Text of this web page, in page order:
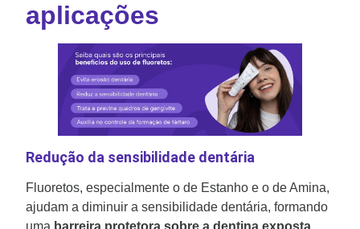
aplicações
Redução da sensibilidade dentária
Fluoretos, especialmente o de Estanho e o de Amina,
ajudam a diminuir a sensibilidade dentária, formando